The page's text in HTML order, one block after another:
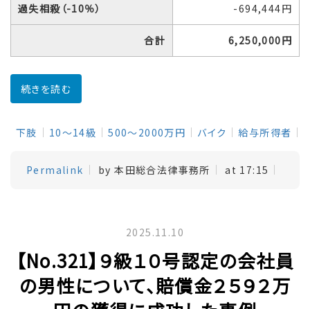
過失相殺（-10％） -694,444円
合計 6,250,000円
続きを読む
下肢 10～14級 500～2000万円 バイク 給与所得者
Permalink by 本田総合法律事務所 at 17:15
2025.11.10
【No.321】９級１０号認定の会社員
の男性について、賠償金２５９２万